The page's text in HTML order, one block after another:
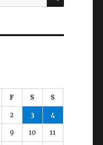
F S S
2 3 4
9 10 11